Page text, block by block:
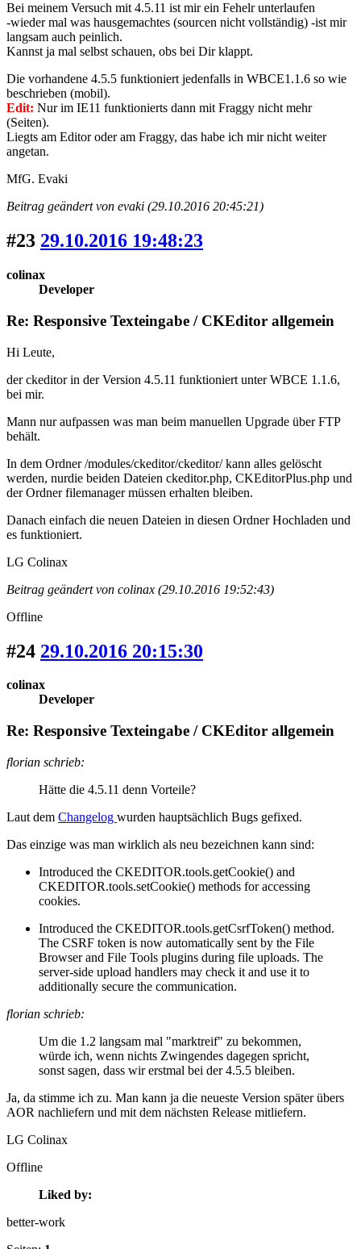
Bei meinem Versuch mit 4.5.11 ist mir ein Fehelr unterlaufen
-wieder mal was hausgemachtes (sourcen nicht vollständig) -ist mir
langsam auch peinlich.
Kannst ja mal selbst schauen, obs bei Dir klappt.
Die vorhandene 4.5.5 funktioniert jedenfalls in WBCE1.1.6 so wie
beschrieben (mobil).
Edit: Nur im IE11 funktionierts dann mit Fraggy nicht mehr
(Seiten).
Liegts am Editor oder am Fraggy, das habe ich mir nicht weiter
angetan.
MfG. Evaki
Beitrag geändert von evaki (29.10.2016 20:45:21)
#23 29.10.2016 19:48:23
colinax
Developer
Re: Responsive Texteingabe / CKEditor allgemein
Hi Leute,
der ckeditor in der Version 4.5.11 funktioniert unter WBCE 1.1.6,
bei mir.
Mann nur aufpassen was man beim manuellen Upgrade über FTP
behält.
In dem Ordner /modules/ckeditor/ckeditor/ kann alles gelöscht
werden, nurdie beiden Dateien ckeditor.php, CKEditorPlus.php und
der Ordner filemanager müssen erhalten bleiben.
Danach einfach die neuen Dateien in diesen Ordner Hochladen und
es funktioniert.
LG Colinax
Beitrag geändert von colinax (29.10.2016 19:52:43)
Offline
#24 29.10.2016 20:15:30
colinax
Developer
Re: Responsive Texteingabe / CKEditor allgemein
florian schrieb:
Hätte die 4.5.11 denn Vorteile?
Laut dem Changelog wurden hauptsächlich Bugs gefixed.
Das einzige was man wirklich als neu bezeichnen kann sind:
Introduced the CKEDITOR.tools.getCookie() and
CKEDITOR.tools.setCookie() methods for accessing
cookies.
Introduced the CKEDITOR.tools.getCsrfToken() method.
The CSRF token is now automatically sent by the File
Browser and File Tools plugins during file uploads. The
server-side upload handlers may check it and use it to
additionally secure the communication.
florian schrieb:
Um die 1.2 langsam mal "marktreif" zu bekommen,
würde ich, wenn nichts Zwingendes dagegen spricht,
sonst sagen, dass wir erstmal bei der 4.5.5 bleiben.
Ja, da stimme ich zu. Man kann ja die neueste Version später übers
AOR nachliefern und mit dem nächsten Release mitliefern.
LG Colinax
Offline
Liked by:
better-work